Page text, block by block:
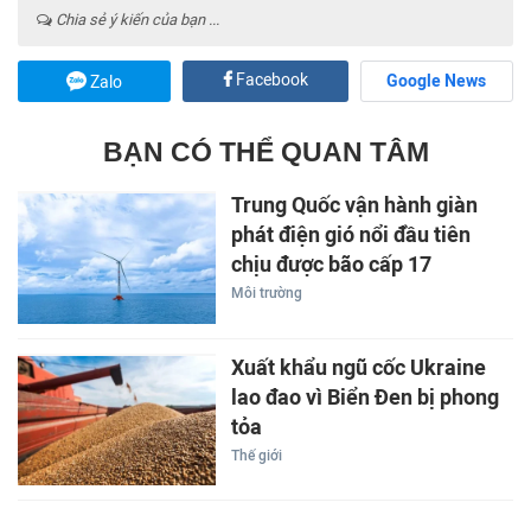
Chia sẻ ý kiến của bạn ...
Zalo Facebook Google News
BẠN CÓ THỂ QUAN TÂM
Trung Quốc vận hành giàn
phát điện gió nổi đầu tiên
chịu được bão cấp 17
Môi trường
Xuất khẩu ngũ cốc Ukraine
lao đao vì Biển Đen bị phong
tỏa
Thế giới